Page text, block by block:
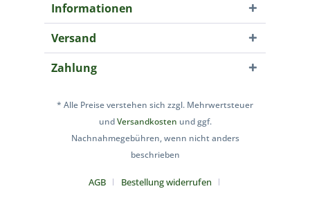
Informationen
Versand
Zahlung
* Alle Preise verstehen sich zzgl. Mehrwertsteuer
undVersandkosten und ggf.
Nachnahmegebühren, wenn nicht anders
beschrieben
AGB
Bestellung widerrufen